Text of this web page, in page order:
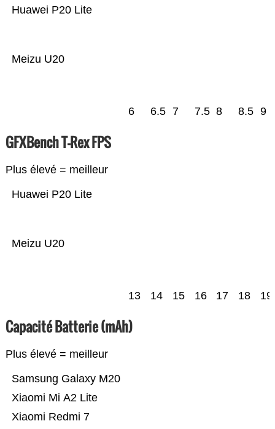
Meizu U20
Huawei P20 Lite
6 6.5 7 7.5 8 8.5 9
GFXBench T-Rex FPS
Plus élevé = meilleur
Meizu U20
Huawei P20 Lite
13 14 15 16 17 18 19
Capacité Batterie (mAh)
Plus élevé = meilleur
Xiaomi Redmi 7
Xiaomi Mi A2 Lite
Samsung Galaxy M20